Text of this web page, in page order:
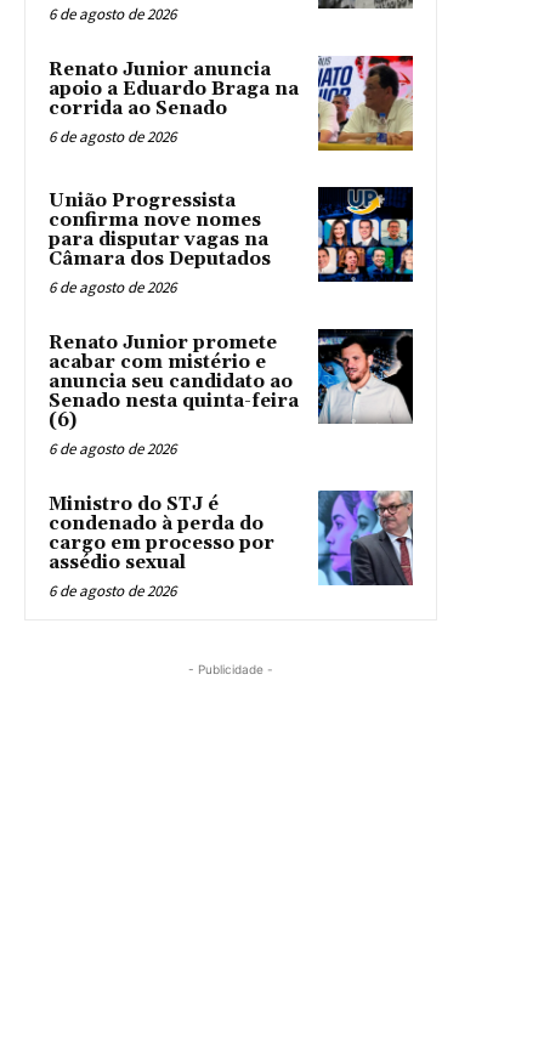
6 de agosto de 2026
Renato Junior anuncia
apoio a Eduardo Braga na
corrida ao Senado
6 de agosto de 2026
União Progressista
confirma nove nomes
para disputar vagas na
Câmara dos Deputados
6 de agosto de 2026
Renato Junior promete
acabar com mistério e
anuncia seu candidato ao
Senado nesta quinta-feira
(6)
6 de agosto de 2026
Ministro do STJ é
condenado à perda do
cargo em processo por
assédio sexual
6 de agosto de 2026
- Publicidade -